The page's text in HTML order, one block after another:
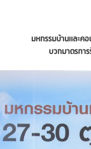
มหกรรมบ้านและคอ
บวกมาตรกา